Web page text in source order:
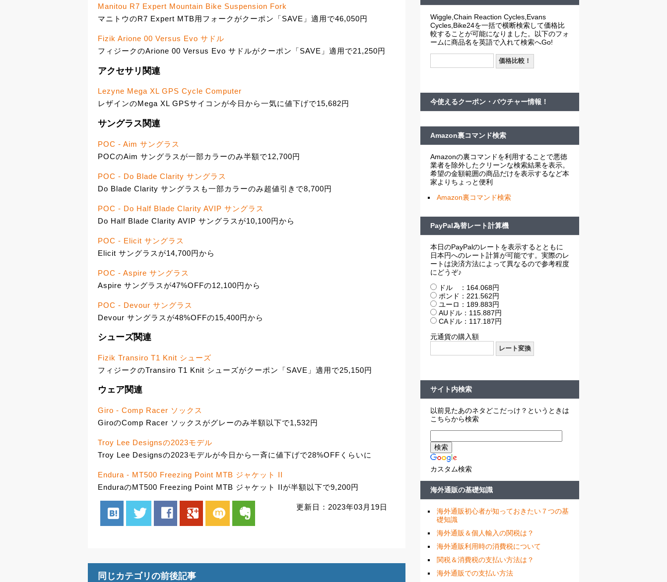
Manitou R7 Expert Mountain Bike Suspension Fork
マニトウのR7 Expert MTB用フォークがクーポン「SAVE」適用で46,050円
Fizik Arione 00 Versus Evo サドル
フィジークのArione 00 Versus Evo サドルがクーポン「SAVE」適用で21,250円
アクセサリ関連
Lezyne Mega XL GPS Cycle Computer
レザインのMega XL GPSサイコンが今日から一気に値下げで15,682円
サングラス関連
POC - Aim サングラス
POCのAim サングラスが一部カラーのみ半額で12,700円
POC - Do Blade Clarity サングラス
Do Blade Clarity サングラスも一部カラーのみ超値引きで8,700円
POC - Do Half Blade Clarity AVIP サングラス
Do Half Blade Clarity AVIP サングラスが10,100円から
POC - Elicit サングラス
Elicit サングラスが14,700円から
POC - Aspire サングラス
Aspire サングラスが47%OFFの12,100円から
POC - Devour サングラス
Devour サングラスが48%OFFの15,400円から
シューズ関連
Fizik Transiro T1 Knit シューズ
フィジークのTransiro T1 Knit シューズがクーポン「SAVE」適用で25,150円
ウェア関連
Giro - Comp Racer ソックス
GiroのComp Racer ソックスがグレーのみ半額以下で1,532円
Troy Lee Designsの2023モデル
Troy Lee Designsの2023モデルが今日から一斉に値下げで28%OFFくらいに
Endura - MT500 Freezing Point MTB ジャケット II
EnduraのMT500 Freezing Point MTB ジャケット IIが半額以下で9,200円
hatenabookmark twitter facebook google mixi evernote 更新日：2023年03月19日
同じカテゴリの前後記事
Wiggle,Chain Reaction Cycles,Evans
Cycles,Bike24を一括で横断検索して価格比
較することが可能になりました。以下のフォ
ームに商品名を英語で入れて検索へGo!
今使えるクーポン・バウチャー情報！
Amazon裏コマンド検索
Amazonの裏コマンドを利用することで悪徳
業者を除外したクリーンな検索結果を表示。
希望の金額範囲の商品だけを表示するなど本
家よりちょっと便利
Amazon裏コマンド検索
PayPal為替レート計算機
本日のPayPalのレートを表示するとともに
日本円へのレート計算が可能です。実際のレ
ートは決済方法によって異なるので参考程度
にどうぞ♪
ドル ：164.068円
ポンド：221.562円
ユーロ：189.883円
AUドル：115.887円
CAドル：117.187円
元通貨の購入額
サイト内検索
以前見たあのネタどこだっけ？というときは
こちらから検索
カスタム検索
海外通販の基礎知識
海外通販初心者が知っておきたい７つの基
礎知識
海外通販＆個人輸入の関税は？
海外通販利用時の消費税について
関税＆消費税の支払い方法は？
海外通販での支払い方法